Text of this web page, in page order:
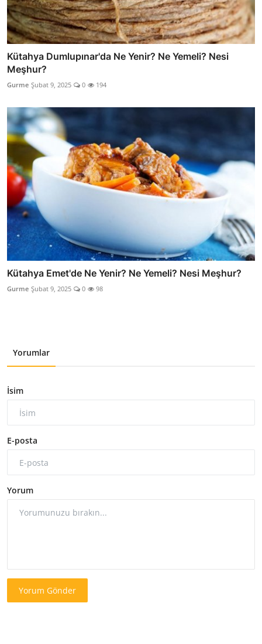
Kütahya Dumlupınar'da Ne Yenir? Ne Yemeli? Nesi
Meşhur?
Gurme Şubat 9, 2025 0 194
Kütahya Emet'de Ne Yenir? Ne Yemeli? Nesi Meşhur?
Gurme Şubat 9, 2025 0 98
Yorumlar
İsim
E-posta
Yorum
Yorum Gönder